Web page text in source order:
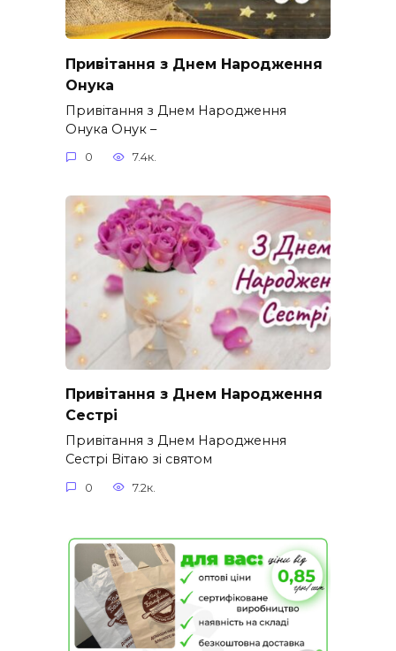
Привітання з Днем Народження
Онука
Привітання з Днем Народження
Онука Онук –
0 7.4к.
Привітання з Днем Народження
Сестрі
Привітання з Днем Народження
Сестрі Вітаю зі святом
0 7.2к.